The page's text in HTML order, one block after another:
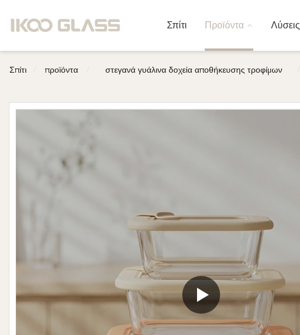
Σπίτι Προϊόντα Λύσεις
Σπίτι προϊόντα στεγανά γυάλινα δοχεία αποθήκευσης τροφίμων